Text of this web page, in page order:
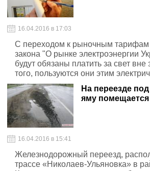
16.04.2016 в 17:03
С переходом к рыночным тарифам
закона "О рынке электроэнергии
будут обязаны платить за свет вне
того, пользуются они этим
На переезде
яму
16.04.2016 в 15:41
Железнодорожный переезд,
трассе «Николаев-Ульяновка» в